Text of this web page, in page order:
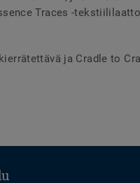
Traces -
ja Cradle to